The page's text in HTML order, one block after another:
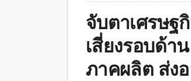
จับตาเศรษฐ
เสี่ยงรอบด้า
ภาคผลิต ส่ง